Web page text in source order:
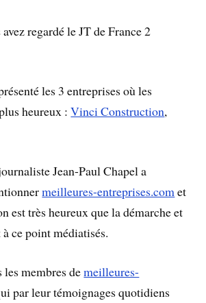
avez regardé le JT de France 2
les 3 entreprises où les
heureux :Vinci Construction,
Jean-Paul Chapel a
meilleures-entreprises.com et
est très heureux que la démarche et
ce point médiatisés.
les membres demeilleures-
par leur témoignages quotidiens